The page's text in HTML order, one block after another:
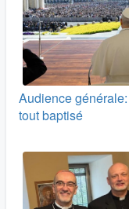
Audience
tout baptisé